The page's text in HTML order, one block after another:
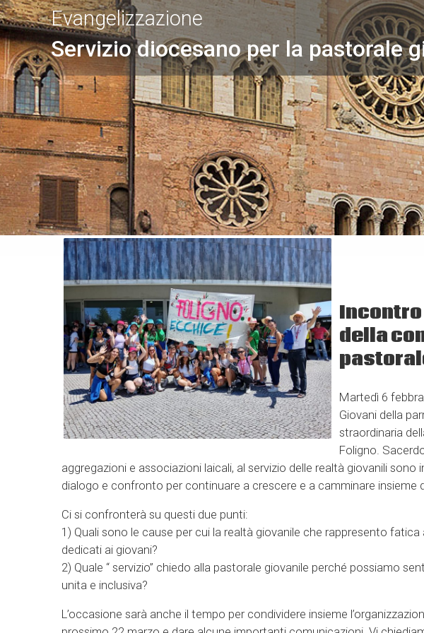
Servizio diocesano per la pastorale
Evangelizzazione
della
Martedì 6
Giovani della
straordinaria
Foligno.
aggregazioni e associazioni laicali, al servizio delle realtà giovanili
dialogo e confronto per continuare a crescere e a camminare insieme
Ci si confronterà su questi due punti:
1) Quali sono le cause per cui la realtà giovanile che rappresento
dedicati ai giovani?
2) Quale “ servizio” chiedo alla pastorale giovanile perché possiamo
unita e inclusiva?
L’occasione sarà anche il tempo per condividere insieme